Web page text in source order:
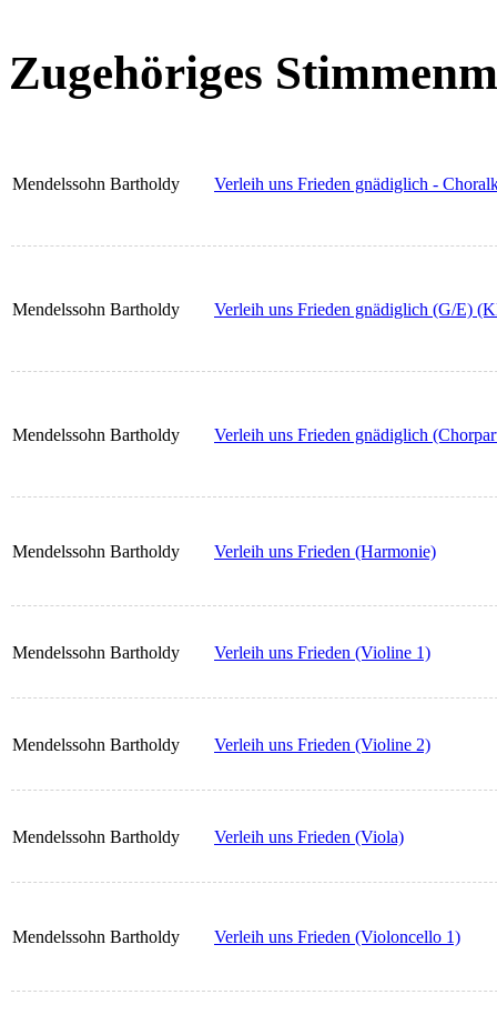
Zugehöriges
Mendelssohn Bartholdy Verleih uns Frieden gnädiglich -
Mendelssohn Bartholdy Verleih uns Frieden gnädiglich (G/E)
Mendelssohn Bartholdy Verleih uns Frieden gnädiglich
Mendelssohn Bartholdy Verleih uns Frieden (Harmonie)
Mendelssohn Bartholdy Verleih uns Frieden (Violine 1)
Mendelssohn Bartholdy Verleih uns Frieden (Violine 2)
Mendelssohn Bartholdy Verleih uns Frieden (Viola)
Mendelssohn Bartholdy Verleih uns Frieden (Violoncello 1)